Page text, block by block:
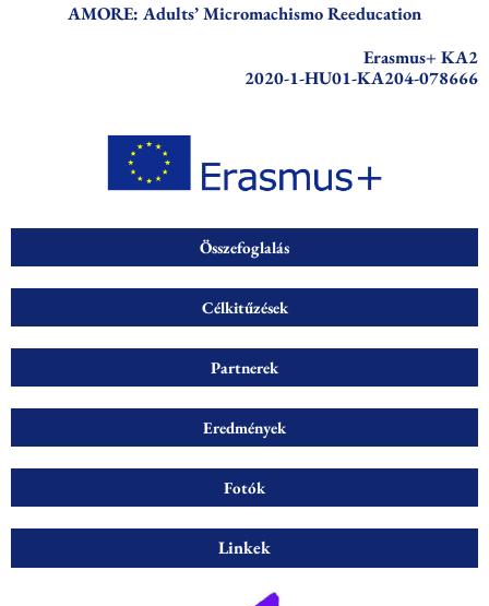
AMORE: Adults’ Micromachismo Reeducation
Erasmus+ KA2
2020-1-HU01-KA204-078666
Összefoglalás
Célkitűzések
Partnerek
Eredmények
Fotók
Linkek